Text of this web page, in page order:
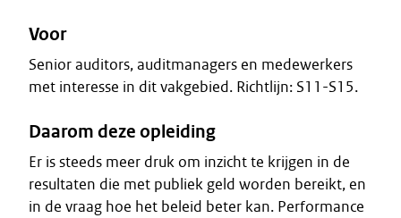
Voor
Senior auditors, auditmanagers en medewerkers
met interesse in dit vakgebied. Richtlijn: S11-S15.
Daarom deze opleiding
Er is steeds meer druk om inzicht te krijgen in de
resultaten die met publiek geld worden bereikt, en
in de vraag hoe het beleid beter kan. Performance